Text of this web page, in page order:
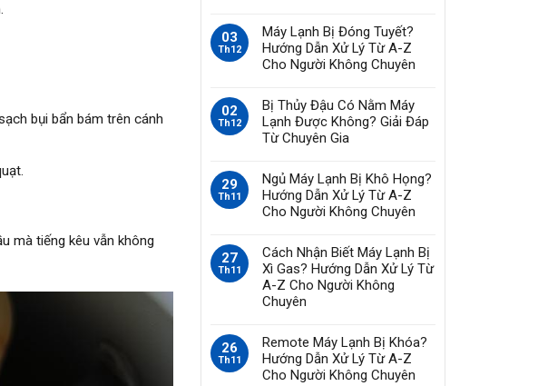
bụi bẩn bám trên cánh
mà tiếng kêu vẫn không
03
Th12
Máy Lạnh Bị Đóng Tuyết?
Hướng Dẫn Xử Lý Từ A-Z
Cho Người Không Chuyên
02
Th12
Bị Thủy Đậu Có Nằm Máy
Lạnh Được Không? Giải Đáp
Từ Chuyên Gia
29
Th11
Ngủ Máy Lạnh Bị Khô Họng?
Hướng Dẫn Xử Lý Từ A-Z
Cho Người Không Chuyên
27
Th11
Cách Nhận Biết Máy Lạnh Bị
Xì Gas? Hướng Dẫn Xử Lý Từ
A-Z Cho Người Không
Chuyên
26
Th11
Remote Máy Lạnh Bị Khóa?
Hướng Dẫn Xử Lý Từ A-Z
Cho Người Không Chuyên